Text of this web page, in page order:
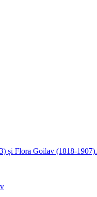
și Flora Goilav (1818-1907).